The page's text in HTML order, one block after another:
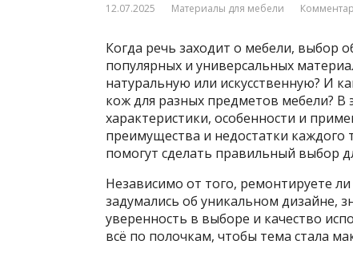
12.07.2025 Материалы для мебели
Когда речь заходит о мебели, выбор
популярных и универсальных
натуральную или искусственную? И
кож для разных предметов мебели?
характеристики, особенности и
преимущества и недостатки каждого
помогут сделать правильный выбор
Независимо от того, ремонтируете
задумались об уникальном дизайне,
уверенность в выборе и качество
всё по полочкам, чтобы тема стала